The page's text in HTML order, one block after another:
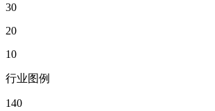
30
20
10
行业图例
140